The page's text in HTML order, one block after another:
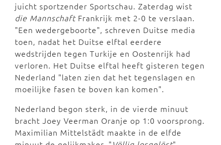
juicht sportzender Sportschau. Zaterdag wist
die MannschaftFrankrijk met 2-0 te verslaan.
"Een wedergeboorte", schreven Duitse media
toen, nadat het Duitse elftal eerdere
wedstrijden tegen Turkije en Oostenrijk had
verloren. Het Duitse elftal heeft gisteren tegen
Nederland "laten zien dat het tegenslagen en
moeilijke fasen te boven kan komen".
Nederland begon sterk, in de vierde minuut
bracht Joey Veerman Oranje op 1:0 voorsprong.
Maximilian Mittelstädt maakte in de elfde